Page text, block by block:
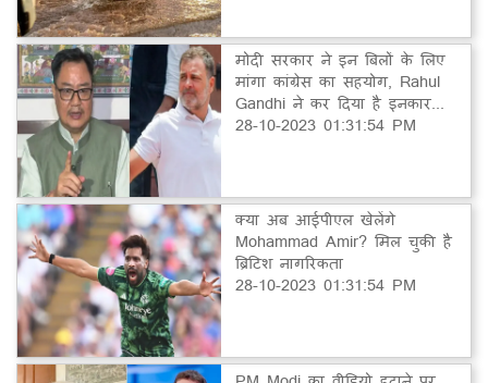
मोदी सरकार ने इन बिलों के लिए
मांगा कांग्रेस का सहयोग, Rahul
Gandhi ने कर दिया है इनकार...
28-10-2023 01:31:54 PM
क्या अब आईपीएल खेलेंगे
Mohammad Amir? मिल चुकी है
ब्रिटिश नागरिकता
28-10-2023 01:31:54 PM